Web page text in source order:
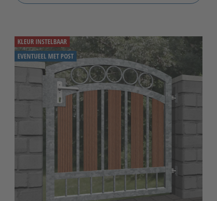
KLEUR INSTELBAAR
EVENTUEEL MET POST